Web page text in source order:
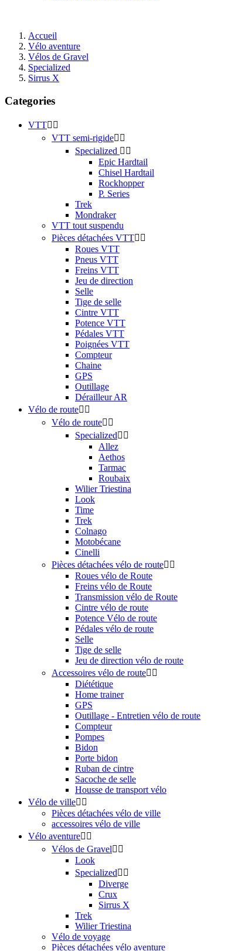
Accueil
Vélo aventure
Vélos de Gravel
Specialized
Sirrus X
Categories
VTT 
VTT semi-rigide 
Specialized  
Epic Hardtail
Chisel Hardtail
Rockhopper
P. Series
Trek
Mondraker
VTT tout suspendu
Pièces détachées VTT 
Roues VTT
Pneus VTT
Freins VTT
Jeu de direction
Selle
Tige de selle
Cintre VTT
Potence VTT
Pédales VTT
Poignées VTT
Compteur
Chaine
GPS
Outillage
Dérailleur AR
Vélo de route 
Vélo de route 
Specialized 
Allez
Aethos
Tarmac
Roubaix
Wilier Triestina
Look
Time
Trek
Colnago
Motobécane
Cinelli
Pièces détachées vélo de route 
Roues vélo de Route
Freins vélo de Route
Transmission vélo de Route
Cintre vélo de route
Potence Vélo de route
Pédales vélo de route
Selle
Tige de selle
Jeu de direction vélo de route
Accessoires vélo de route 
Diététique
Home trainer
GPS
Outillage - Entretien vélo de route
Compteur
Pompes
Bidon
Porte bidon
Ruban de cintre
Sacoche de selle
Housse de transport vélo
Vélo de ville 
Pièces détachées vélo de ville
accessoires vélo de ville
Vélo aventure 
Vélos de Gravel 
Look
Specialized 
Diverge
Crux
Sirrus X
Trek
Wilier Triestina
Vélo de voyage
Pièces détachées vélo aventure